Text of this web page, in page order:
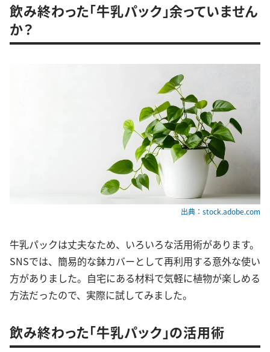
飲み終わった「牛乳パック」余っていません
か？
出典：stock.adobe.com
牛乳パックは丈夫なため、いろいろな活用術があります。
SNSでは、簡易的な鉢カバーとして再利用する意外な使い
方がありました。自宅にある材料で気軽に植物が楽しめる
方法だったので、実際に試してみました。
飲み終わった「牛乳パック」の活用術